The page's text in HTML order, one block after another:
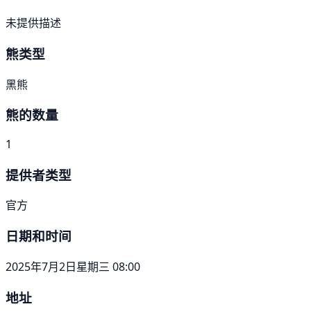
未提供描述
熊类型
黑熊
熊的数量
1
提供者类型
官方
日期和时间
2025年7月2日星期三 08:00
地址